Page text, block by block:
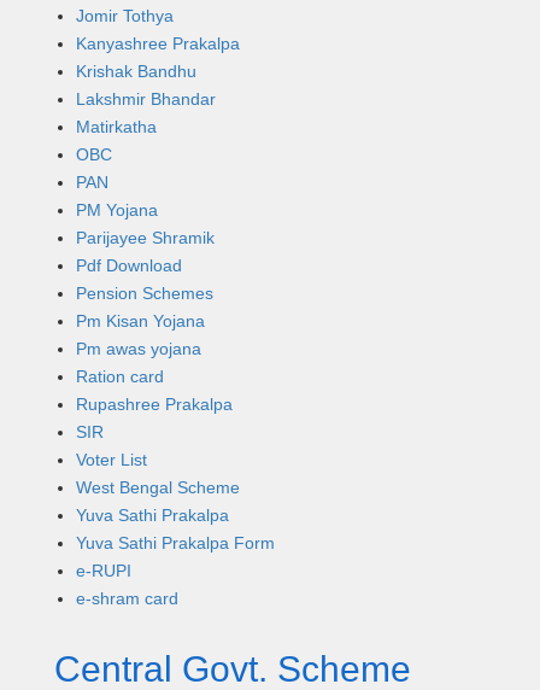
Jomir Tothya
Kanyashree Prakalpa
Krishak Bandhu
Lakshmir Bhandar
Matirkatha
OBC
PAN
PM Yojana
Parijayee Shramik
Pdf Download
Pension Schemes
Pm Kisan Yojana
Pm awas yojana
Ration card
Rupashree Prakalpa
SIR
Voter List
West Bengal Scheme
Yuva Sathi Prakalpa
Yuva Sathi Prakalpa Form
e-RUPI
e-shram card
Central Govt. Scheme